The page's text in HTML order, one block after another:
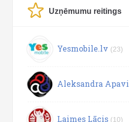
Uzņēmumu reitings
Yesmobile.lv (23)
Aleksandra Apavi
Laimes Lācis (10)